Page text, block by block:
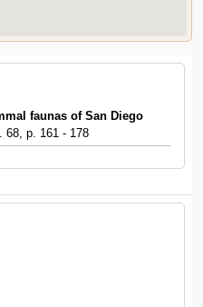
faunas of San Diego
68, p. 161 - 178